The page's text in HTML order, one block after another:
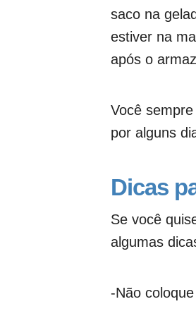
saco na
estiver na
após o
Você
por alguns
Dicas
Se você
algumas
-Não